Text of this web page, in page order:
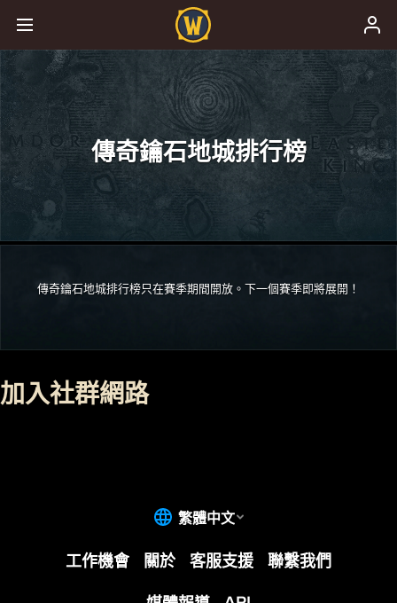
傳奇鑰石地城排行榜
傳奇鑰石地城排行榜只在賽季期間開放。下一個賽季即將展開！
加入社群網路